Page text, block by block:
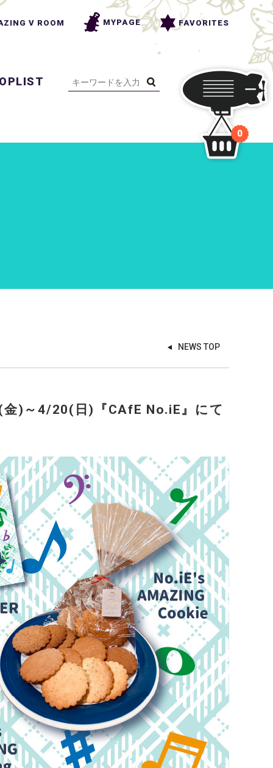
0
V ROOM MYPAGE FAVORITES
NEWS TOP
金)～4/20(日)『CAfE No.iE』にて